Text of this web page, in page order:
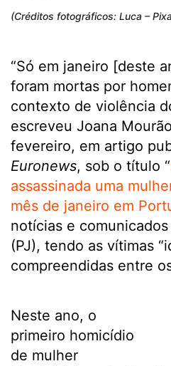
(Créditos fotográficos: Luca –
“Só em janeiro [deste
foram mortas por
contexto de violência
escreveu Joana
fevereiro, em artigo
Euronews, sob o título “
assassinada uma
mês de janeiro em
notícias e
(PJ), tendo as vítimas
compreendidas entre
Neste ano, o
primeiro homicídio
de mulher